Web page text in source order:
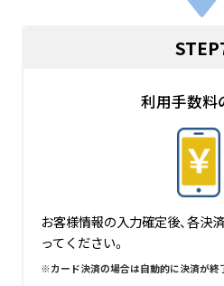
利用手数料
お客様情報の入力確定後、各決
ってください。
カード決済の場合は自動的に決済が終